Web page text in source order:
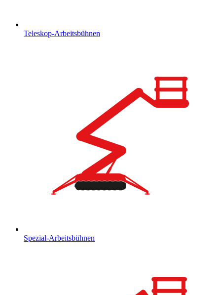
Teleskop-Arbeitsbühnen
Spezial-Arbeitsbühnen